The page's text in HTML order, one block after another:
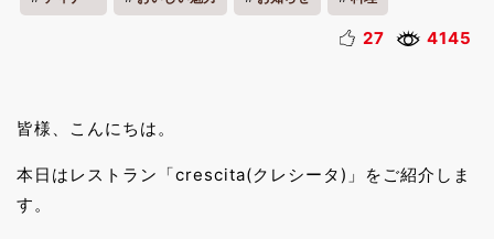
27 4145
皆様、こんにちは。
本日はレストラン「crescita(クレシータ)」をご紹介しま
す。